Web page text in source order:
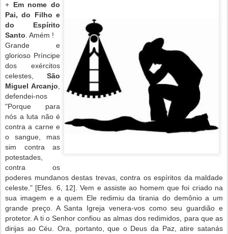
+ Em nome do
Pai, do Filho e
do Espírito
Santo . Amém !
Grande e
glorioso Príncipe
dos exércitos
celestes, São
Miguel Arcanjo
defendei-nos
"Porque para
nós a luta não é
contra a carne e
o sangue, mas
sim contra as
potestades,
contra os
poderes mundanos destas trevas, contra os espíritos da maldade
celeste." [Efes. 6, 12]. Vem e assiste ao homem que foi criado na
sua imagem e a quem Ele redimiu da tirania do demônio a um
grande preço. A Santa Igreja venera-vos como seu guardião e
protetor. A ti o Senhor confiou as almas dos redimidos, para que as
dirijas ao Céu. Ora, portanto, que o Deus da Paz, atire satanás